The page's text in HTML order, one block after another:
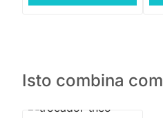
Isto combina com